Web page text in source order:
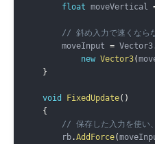
float moveVertical
// 斜め入力で速くなら
        moveInput
= Vector3
new Vector3(
}
void FixedUpdate( )
{
// 保存した入力を使い
        rb
.AddForce(